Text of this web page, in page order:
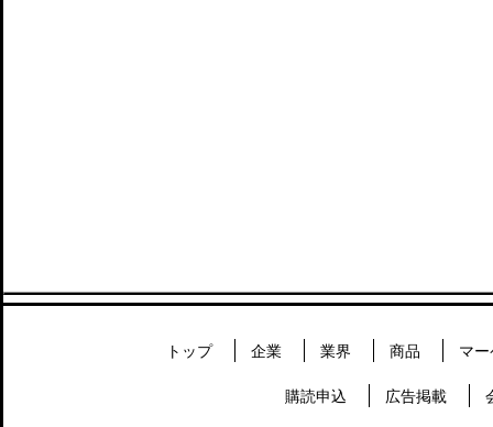
トップ 企業 業界 商品 マ
購読申込 広告掲載